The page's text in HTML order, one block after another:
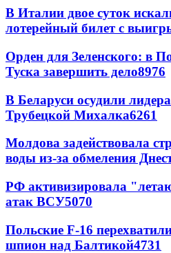
В Италии двое суток
лотерейный билет с
Орден для Зеленского: в
Туска завершить дело8976
В Беларуси осудили
Трубецкой Михалка6261
Молдова задействовала
воды из-за обмеления
РФ активизировала
атак ВСУ5070
Польские F-16
шпион над Балтикой4731